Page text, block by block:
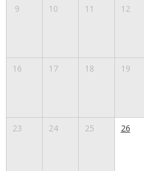
9 10 11 12
16 17 18 19
23 24 25 26